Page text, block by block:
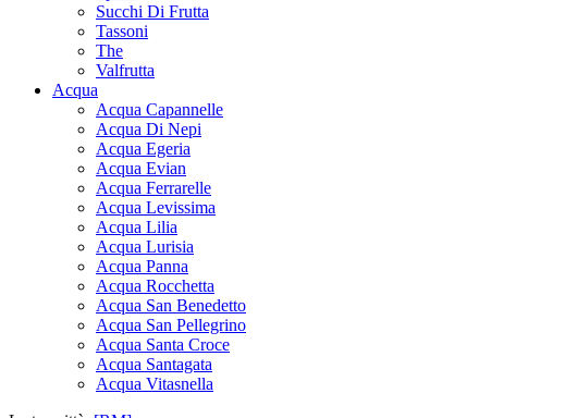
Succhi Di Frutta
Tassoni
The
Valfrutta
Acqua
Acqua Capannelle
Acqua Di Nepi
Acqua Egeria
Acqua Evian
Acqua Ferrarelle
Acqua Levissima
Acqua Lilia
Acqua Lurisia
Acqua Panna
Acqua Rocchetta
Acqua San Benedetto
Acqua San Pellegrino
Acqua Santa Croce
Acqua Santagata
Acqua Vitasnella